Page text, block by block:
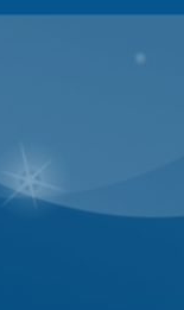
topic, làm
viết :
các chức
vi sau đây
nhỏ nội dung